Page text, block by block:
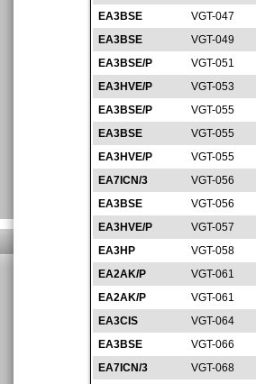
EA3BSE
VGT-047
EA3BSE
VGT-049
EA3BSE/P
VGT-051
EA3HVE/P
VGT-053
EA3BSE/P
VGT-055
EA3BSE
VGT-055
EA3HVE/P
VGT-055
EA7ICN/3
VGT-056
EA3BSE
VGT-056
EA3HVE/P
VGT-057
EA3HP
VGT-058
EA2AK/P
VGT-061
EA2AK/P
VGT-061
EA3CIS
VGT-064
EA3BSE
VGT-066
EA7ICN/3
VGT-068